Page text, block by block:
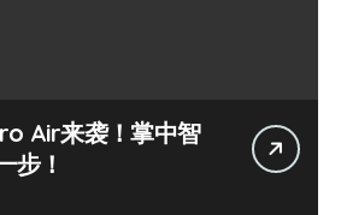
Air来袭！掌中智
步！